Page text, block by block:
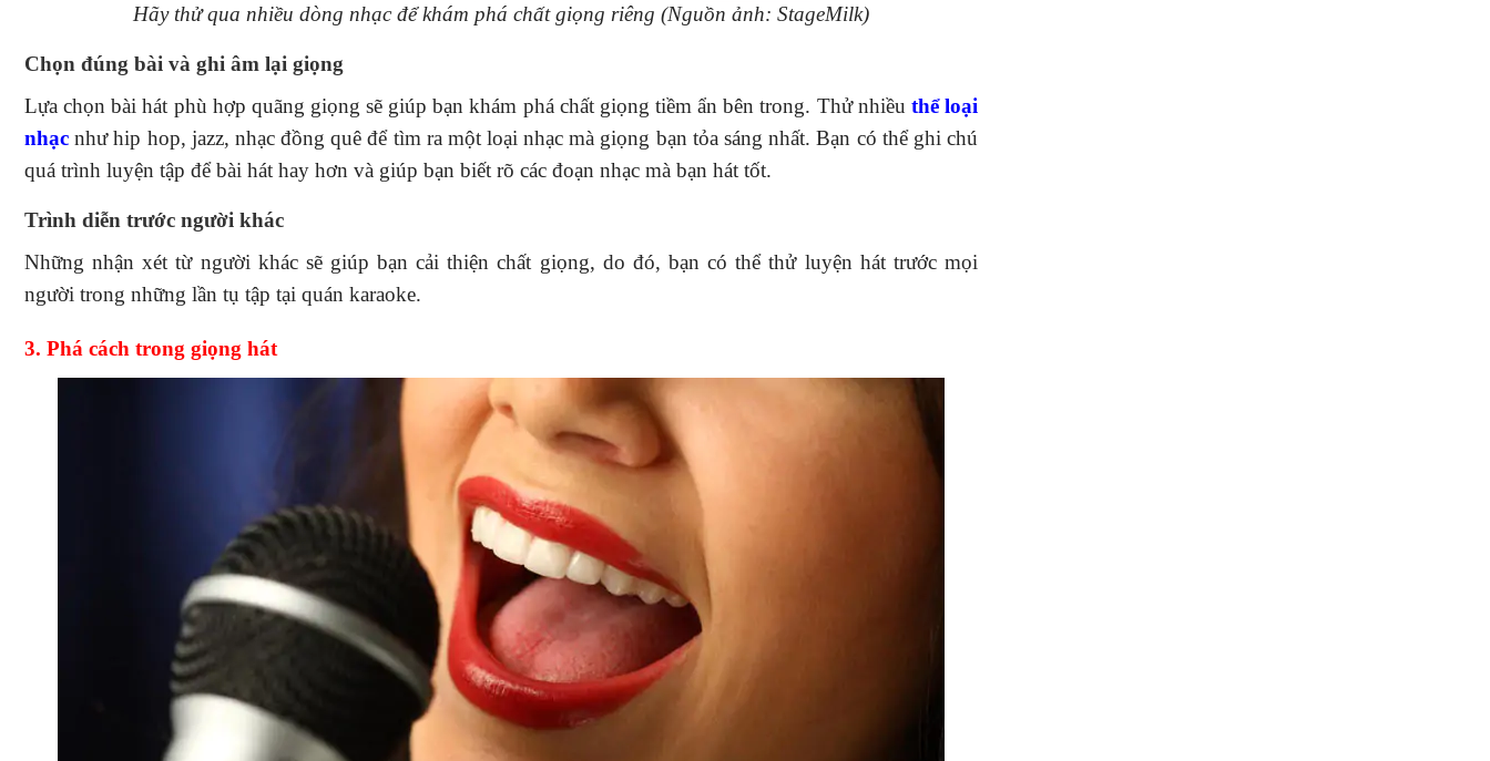
Hãy thử qua nhiều dòng nhạc để khám phá chất giọng riêng (Nguồn ảnh: StageMilk)
Chọn đúng bài và ghi âm lại giọng
Lựa chọn bài hát phù hợp quãng giọng sẽ giúp bạn khám phá chất giọng tiềm ẩn bên trong. Thử nhiều thể loại
nhạc như hip hop, jazz, nhạc đồng quê để tìm ra một loại nhạc mà giọng bạn tỏa sáng nhất. Bạn có thể ghi chú
quá trình luyện tập để bài hát hay hơn và giúp bạn biết rõ các đoạn nhạc mà bạn hát tốt.
Trình diễn trước người khác
Những nhận xét từ người khác sẽ giúp bạn cải thiện chất giọng, do đó, bạn có thể thử luyện hát trước mọi
người trong những lần tụ tập tại quán karaoke.
3. Phá cách trong giọng hát